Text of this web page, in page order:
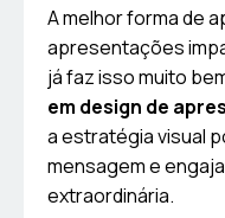
A melhor forma de
apresentações
já faz isso muito
em design de
a estratégia visual
mensagem e
extraordinária.